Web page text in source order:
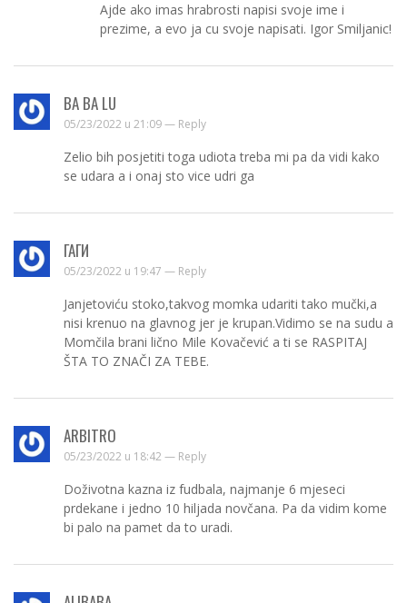
Ajde ako imas hrabrosti napisi svoje ime i
prezime, a evo ja cu svoje napisati. Igor Smiljanic!
BA BA LU
05/23/2022 u 21:09 — Reply
Zelio bih posjetiti toga udiota treba mi pa da vidi kako
se udara a i onaj sto vice udri ga
ГАГИ
05/23/2022 u 19:47 — Reply
Janjetoviću stoko,takvog momka udariti tako mučki,a
nisi krenuo na glavnog jer je krupan.Vidimo se na sudu a
Momčila brani lično Mile Kovačević a ti se RASPITAJ
ŠTA TO ZNAČI ZA TEBE.
ARBITRO
05/23/2022 u 18:42 — Reply
Doživotna kazna iz fudbala, najmanje 6 mjeseci
prdekane i jedno 10 hiljada novčana. Pa da vidim kome
bi palo na pamet da to uradi.